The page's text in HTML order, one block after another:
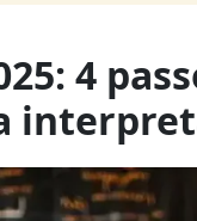
4